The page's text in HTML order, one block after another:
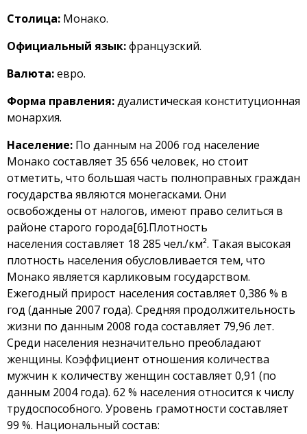
Столица: Монако.
Официальный язык:французский.
Валюта:евро.
Форма правления:дуалистическая конституционная
монархия.
Население: По данным на 2006 год население
Монако составляет 35 656 человек, но стоит
отметить, что большая часть полноправных граждан
государства являются монегасками. Они
освобождены от налогов, имеют право селиться в
районе старого города[6].Плотность
населения составляет 18 285 чел./км². Такая высокая
плотность населения обусловливается тем, что
Монако является карликовым государством.
Ежегодный прирост населения составляет 0,386 % в
год (данные 2007 года). Средняя продолжительность
жизни по данным 2008 года составляет 79,96 лет.
Среди населения незначительно преобладают
женщины. Коэффициент отношения количества
мужчин к количеству женщин составляет 0,91 (по
данным 2004 года). 62 % населения относится к числу
трудоспособного. Уровень грамотности составляет
99 %. Национальный состав: